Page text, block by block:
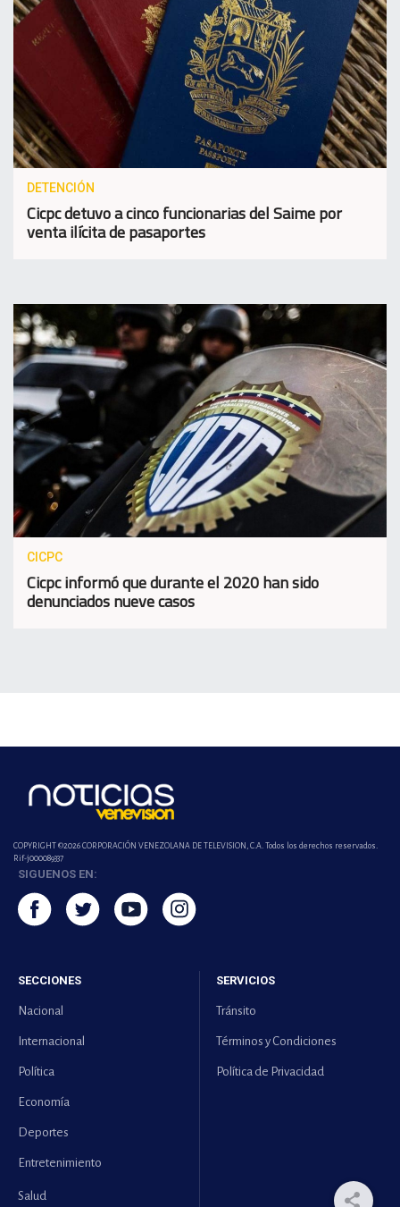
DETENCIÓN
Cicpc detuvo a cinco funcionarias del Saime por
venta ilícita de pasaportes
CICPC
Cicpc informó que durante el 2020 han sido
denunciados nueve casos
COPYRIGHT ©2026 CORPORACIÓN VENEZOLANA DE TELEVISION, C.A. Todos los derechos reservados.
Rif-j000089337
SIGUENOS EN:
SECCIONES
Nacional
Internacional
Política
Economía
Deportes
Entretenimiento
Salud
SERVICIOS
Tránsito
Términos y Condiciones
Política de Privacidad